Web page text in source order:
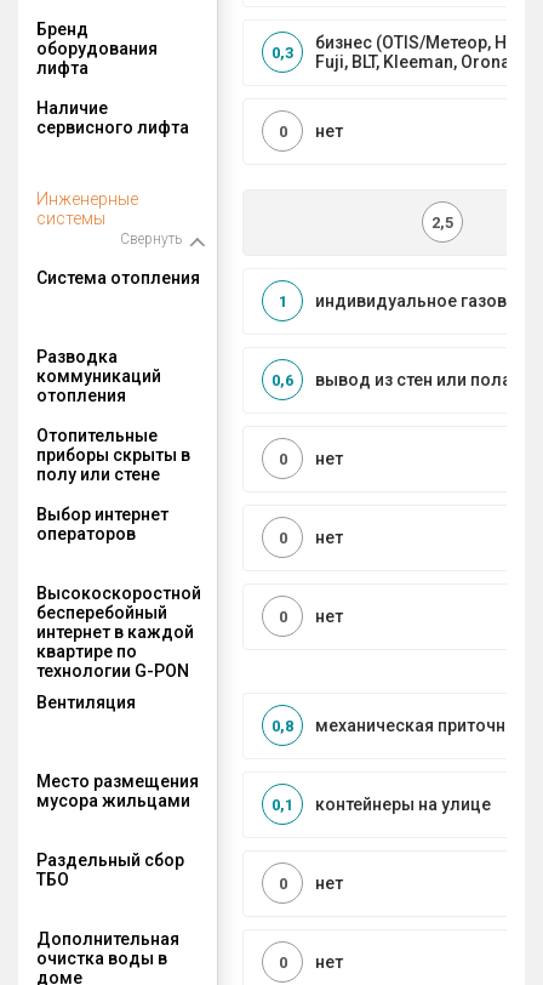
Бренд
оборудования
лифта
бизнес (OTIS/Метеор,
Fuji, BLT, Kleeman, Orona)
0,3
Наличие
сервисного лифта
нет
0
Инженерные
системы
Свернуть
2,5
Система отопления
индивидуальное газовое
1
Разводка
коммуникаций
отопления
вывод из стен или пола
0,6
Отопительные
приборы скрыты в
полу или стене
нет
0
Выбор интернет
операторов
нет
0
Высокоскоростной
бесперебойный
интернет в каждой
квартире по
технологии G-PON
нет
0
Вентиляция
механическая приточно-
0,8
Место размещения
мусора жильцами
контейнеры на улице
0,1
Раздельный сбор
ТБО
нет
0
Дополнительная
очистка воды в
доме
нет
0